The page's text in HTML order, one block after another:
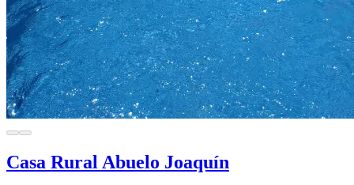
Casa Rural Abuelo Joaquín